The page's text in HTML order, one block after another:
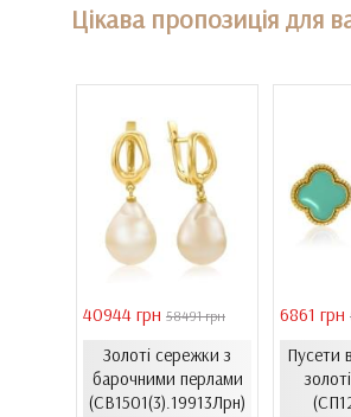
Цікава пропозиція для
40944 грн 58491 грн
Золоті сережки з
барочними перлами
(СВ1501(3).19913Лрн)
6861 грн
Пусети